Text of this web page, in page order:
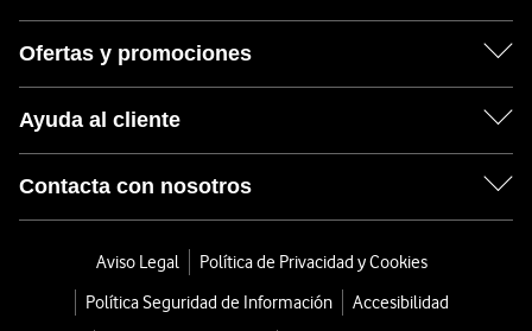
Ofertas y promociones
Ayuda al cliente
Contacta con nosotros
Aviso Legal
Política de Privacidad y Cookies
Política Seguridad de Información
Accesibilidad